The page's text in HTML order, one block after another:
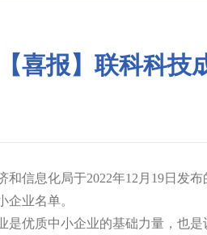
【喜报】联科科
和信息化局于2022年12月19日发
企业名单。
是优质中小企业的基础力量，也